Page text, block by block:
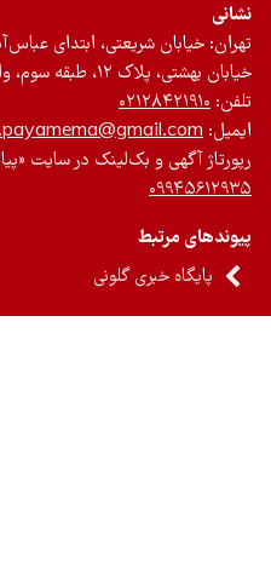
خیابان شریعتی، ابتدای عباس‌آباد،
بهشتی، پلاک ۱۲، طبقه سوم، واحد ۵
۰۲۱۲۸۴۲۱۹۱۰
آگهی و بک‌لینک در سایت «پیام ما»:
مرتبط
پایگاه خبری گلونی